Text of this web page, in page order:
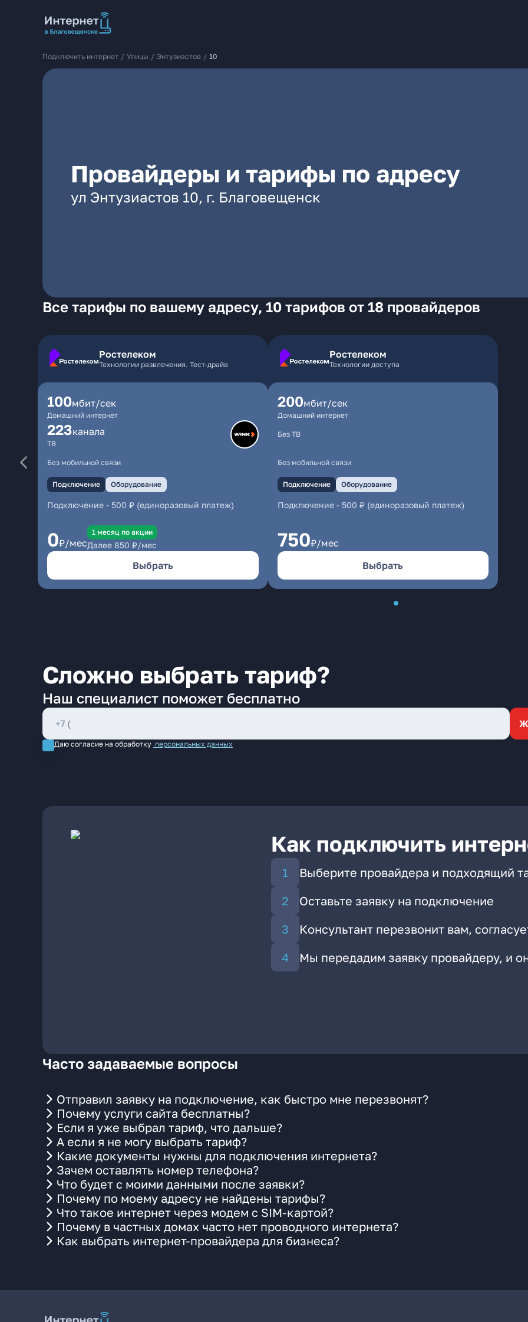
Подключить интернет / Улицы / Энтузиастов / 10
Провайдеры и тарифы по адресу
ул Энтузиастов 10, г. Благовещенск
Все тарифы по вашему адресу, 10 тарифов от 18 провайдеров
Ростелеком
Технологии развлечения. Тест-драйв
100мбит/сек
Домашний интернет
223каналa
ТВ
Без мобильной связи
Подключение Оборудование
Подключение - 500 ₽ (единоразовый платеж)
0₽/мес
1 месяц по акции
Далее 850 ₽/мес
Выбрать
Ростелеком
Технологии доступа
200мбит/сек
Домашний интернет
Без ТВ
Без мобильной связи
Подключение Оборудование
Подключение- 500 ₽ (единоразовый платеж)
750₽/мес
Выбрать
Сложно выбрать тариф?
Наш специалист поможет бесплатно
Даю согласие на обработку персональных данных
Как подключить
Выберите провайдера и подходящий
Оставьте заявку на подключение
Консультант перезвонит вам,
Мы передадим заявку провайдеру, и
Часто задаваемые вопросы
Отправил заявку на подключение, как быстро мне перезвонят?
Почему услуги сайта бесплатны?
Если я уже выбрал тариф, что дальше?
А если я не могу выбрать тариф?
Какие документы нужны для подключения интернета?
Зачем оставлять номер телефона?
Что будет с моими данными после заявки?
Почему по моему адресу не найдены тарифы?
Что такое интернет через модем с SIM-картой?
Почему в частных домах часто нет проводного интернета?
Как выбрать интернет-провайдера для бизнеса?